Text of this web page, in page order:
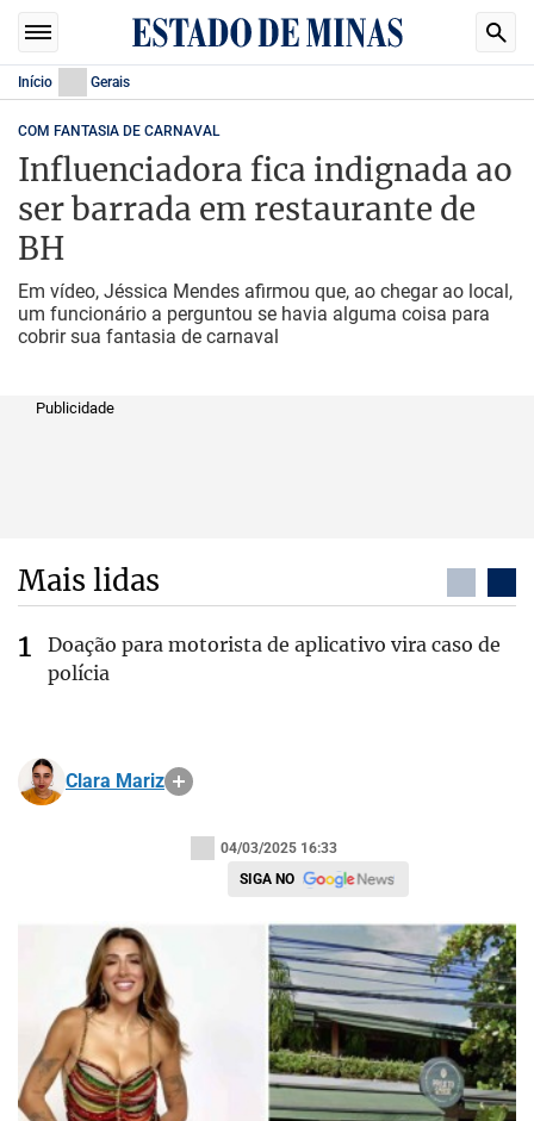
Início Gerais
COM FANTASIA DE CARNAVAL
Influenciadora fica indignada ao
ser barrada em restaurante de
BH
Em vídeo, Jéssica Mendes afirmou que, ao chegar ao local,
um funcionário a perguntou se havia alguma coisa para
cobrir sua fantasia de carnaval
Publicidade
Mais lidas
Doação para motorista de aplicativo vira caso de
polícia
Clara Mariz
04/03/2025 16:33
SIGA NO